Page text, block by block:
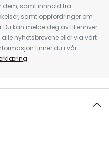
dem, samt innhold fra
samt oppfordringer om
kan melde deg av til enhver
nyhetsbrevene eller via vårt
finner du i vår
.